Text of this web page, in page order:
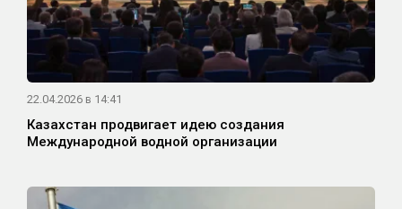
22.04.2026 в 14:41
Казахстан продвигает идею создания
Международной водной организации